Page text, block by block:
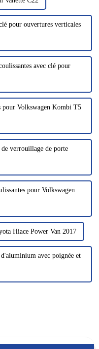
pour ouvertures verticales
avec clé pour
pour Volkswagen Kombi T5
verrouillage de porte
pour Volkswagen
Hiace Power Van 2017
avec poignée et